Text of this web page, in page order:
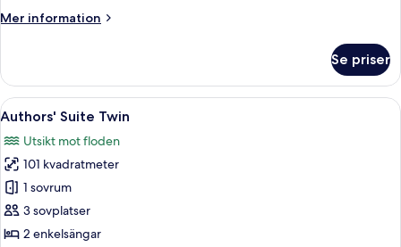
Mer information
Mer
Suite
King
Se priser
Öppna
alla
foton
för
Authors'
Suite
Twin
Ett rymligt vardagsrum med en blå
6
Authors' Suite Twin
Utsikt mot floden
101 kvadratmeter
1 sovrum
3 sovplatser
2 enkelsängar